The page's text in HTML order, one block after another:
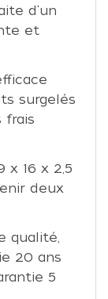
d'un
et
surgelés
frais
x 16 x 2,5
deux
qualité,
20 ans
5